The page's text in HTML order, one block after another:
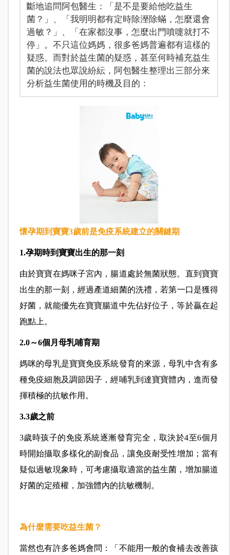
斷地追問阿包醫生：「是不是要給他吃益生
菌？」、「我明明都有定時除溼除蟎，怎麼還會
過敏？」、「在家都沒事，怎麼出門噴嚏就打不
停」。不只這位媽媽，很多爸媽普遍都有這樣的
疑惑。而對於益生菌的疑惑，甚至何時補充益生
菌的說法也眾說紛紜，阿包醫生整理出三部分來
分析益生菌使用的時機及目的：
懷孕期到寶寶3歲前是免疫系統建立的關鍵期
1.孕期時到寶寶出生的那一刻
由於寶寶在媽咪子宮內，腸道處於無菌狀態。直到寶寶
出生的那一刻， 經過產道細菌的洗禮，若第一口是獲得
好菌，就能優先在寶寶腸道中先佔好位子，等於贏在起
跑點上。
2.0～6個月母乳哺育期
媽咪的母乳是寶寶免疫系統發育的來源，母乳中含有多
種免疫細胞及調節因子 ，經哺乳到達寶寶體內，進而發
揮積極的抗敏作用。
3.3歲之前
3歲時孩子的免疫系統逐漸發育完全，取決於4至6個月
時開始攝取多樣化的副食品，讓免疫耐受性增加 ； 當有
疑似過敏現象時，可考慮攝取適當的益生菌，增加腸道
好菌的定殖權，加強體內的抗敏機制。
為什麼需要吃益生菌？
當然也有許多爸媽會問：「不能用一般的食補去改善孩